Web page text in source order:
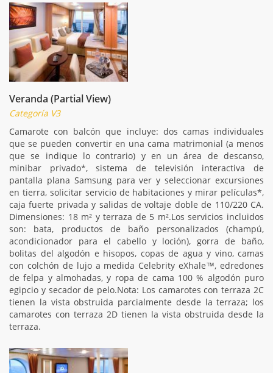
Veranda (Partial View)
Categoría V3
Camarote con balcón que incluye: dos camas individuales
que se pueden convertir en una cama matrimonial (a menos
que se indique lo contrario) y en un área de descanso,
minibar privado*, sistema de televisión interactiva de
pantalla plana Samsung para ver y seleccionar excursiones
en tierra, solicitar servicio de habitaciones y mirar películas*,
caja fuerte privada y salidas de voltaje doble de 110/220 CA.
Dimensiones: 18 m² y terraza de 5 m².Los servicios incluidos
son: bata, productos de baño personalizados (champú,
acondicionador para el cabello y loción), gorra de baño,
bolitas del algodón e hisopos, copas de agua y vino, camas
con colchón de lujo a medida Celebrity eXhale™, edredones
de felpa y almohadas, y ropa de cama 100 % algodón puro
egipcio y secador de pelo.Nota: Los camarotes con terraza 2C
tienen la vista obstruida parcialmente desde la terraza; los
camarotes con terraza 2D tienen la vista obstruida desde la
terraza.